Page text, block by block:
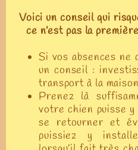
Voici un conseil qui
ce n’est pas la
Si vos absences ne
un conseil :
transport à la
Prenez là
votre chien puisse y
se retourner et
puissiez y